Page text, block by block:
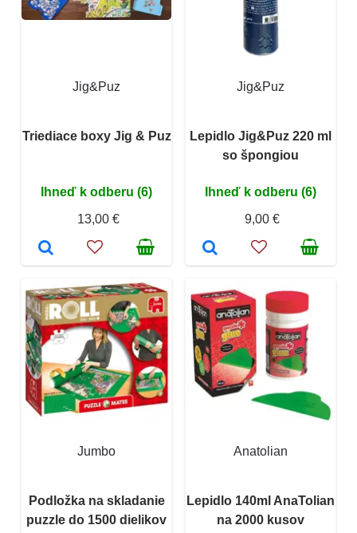
Jig&Puz
Triediace boxy Jig & Puz
Ihneď k odberu (6)
13,00 €
Jig&Puz
Lepidlo Jig&Puz 220 ml
so špongiou
Ihneď k odberu (6)
9,00 €
Jumbo
Podložka na skladanie
puzzle do 1500 dielikov
Anatolian
Lepidlo 140ml AnaTolian
na 2000 kusov